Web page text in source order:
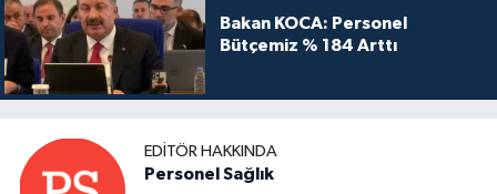
Bakan KOCA: Personel
Bütçemiz % 184 Arttı
EDITÖR HAKKINDA
Personel Sağlık